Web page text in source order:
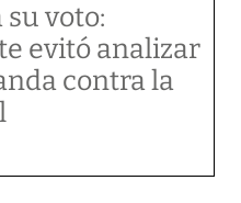
voto:
evitó analizar
contra la